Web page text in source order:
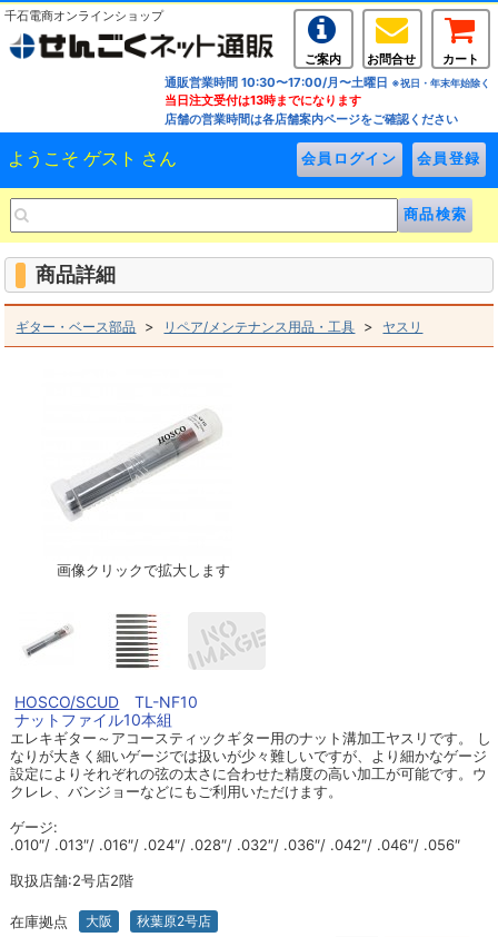
千石電商オンラインショップ
ご案内 お問合せ
カート
通販営業時間 10:30〜17:00/月〜土曜日 ※祝日・年末年始除く
当日注文受付は13時までになります
店舗の営業時間は各店舗案内ページをご確認ください
ようこそ ゲスト さん
商品詳細
ギター・ベース部品 > リペア/メンテナンス用品・工具 > ヤスリ
画像クリックで拡大します
HOSCO/SCUD TL-NF10
ナットファイル10本組
エレキギター～アコースティックギター用のナット溝加工ヤスリです。 し
なりが大きく細いゲージでは扱いが少々難しいですが、より細かなゲージ
設定によりそれぞれの弦の太さに合わせた精度の高い加工が可能です。ウ
クレレ、バンジョーなどにもご利用いただけます。
ゲージ:
.010″/ .013″/ .016″/ .024″/ .028″/ .032″/ .036″/ .042″/ .046″/ .056″
取扱店舗:2号店2階
在庫拠点 大阪 秋葉原2号店